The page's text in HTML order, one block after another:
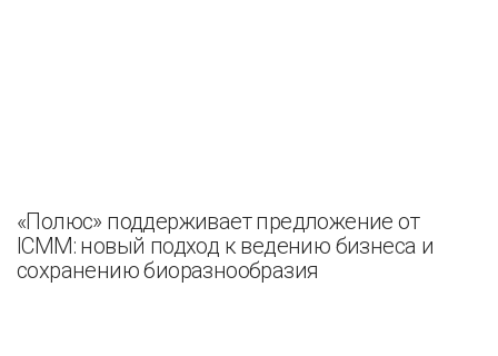
«Полюс» поддерживает предложение от
ICMM: новый подход к ведению бизнеса и
сохранению биоразнообразия